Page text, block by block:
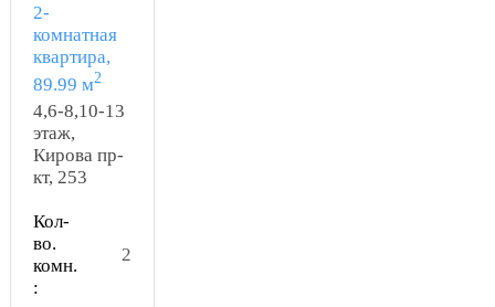
2-
комнатная
квартира,
89.99 м2
4,6-8,10-13
этаж,
Кирова пр-
кт, 253
Кол-
во.
комн.
:
2